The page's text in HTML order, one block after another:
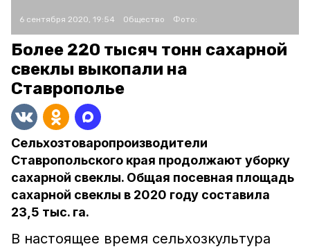
6 сентября 2020, 19:54 Общество Фото:
Более 220 тысяч тонн сахарной
свеклы выкопали на
Ставрополье
Сельхозтоваропроизводители
Ставропольского края продолжают уборку
сахарной свеклы. Общая посевная площадь
сахарной свеклы в 2020 году составила
23,5 тыс. га.
В настоящее время сельхозкультура